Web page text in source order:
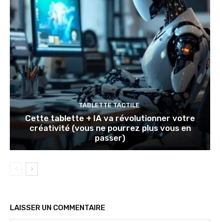
TABLETTE TACTILE
Cette tablette + IA va révolutionner votre
créativité (vous ne pourrez plus vous en
passer)
LAISSER UN COMMENTAIRE